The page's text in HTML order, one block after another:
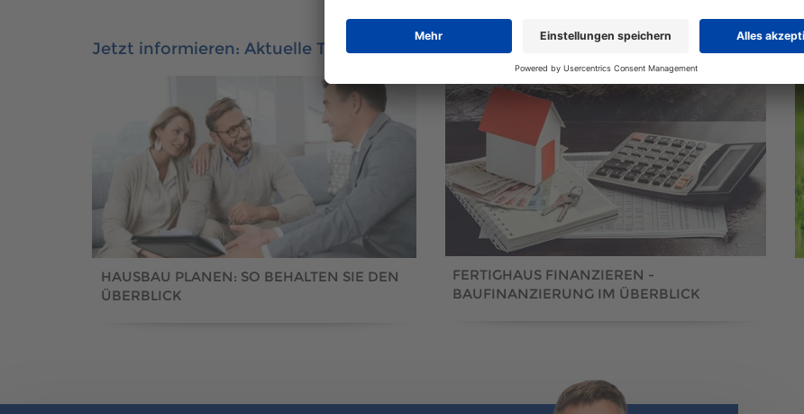
Jetzt informieren: Aktuelle Themen aus unserem Hausbauratgeber
HAUSBAU PLANEN: SO BEHALTEN SIE DEN
ÜBERBLICK
FERTIGHAUS FINANZIEREN -
BAUFINANZIERUNG IM ÜBERBLICK